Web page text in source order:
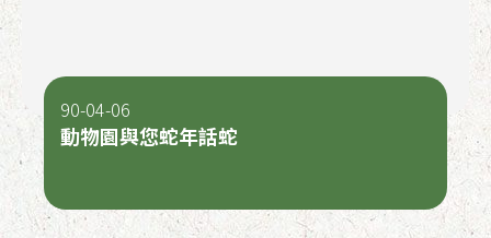
動物園與您蛇年話蛇
90-04-06